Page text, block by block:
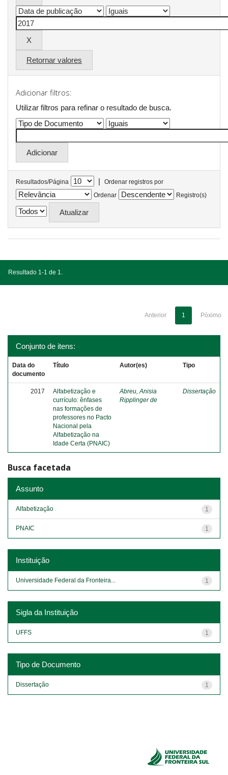
Retornar valores
Adicionar filtros:
Utilizar filtros para refinar o resultado de busca.
Resultados/Página |
Ordenar registros por
Ordenar
Registro(s)
Resultado 1-1 de 1.
Anterior 1 Póximo
Conjunto de itens:
Data do
documento
Título Autor(es) Tipo
2017
Alfabetização e
currículo: ênfases
nas formações de
professores no Pacto
Nacional pela
Alfabetização na
Idade Certa (PNAIC)
Abreu, Anisia
Ripplinger de
Dissertação
Busca facetada
Assunto
1
Alfabetização
1
PNAIC
Instituição
1
Universidade Federal da Fronteira...
Sigla da Instituição
1
UFFS
Tipo de Documento
1
Dissertação